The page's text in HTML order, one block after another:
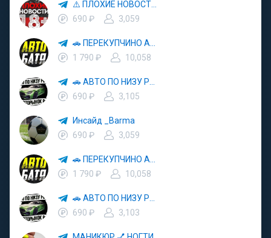
690 ₽
3,059
1 790 ₽
10,058
690 ₽
3,105
Инсайд _Barma
690 ₽
3,059
1 790 ₽
10,058
690 ₽
3,103